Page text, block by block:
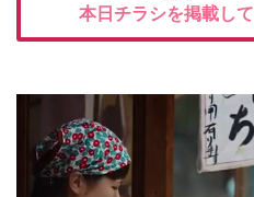
本日チラシを掲載し